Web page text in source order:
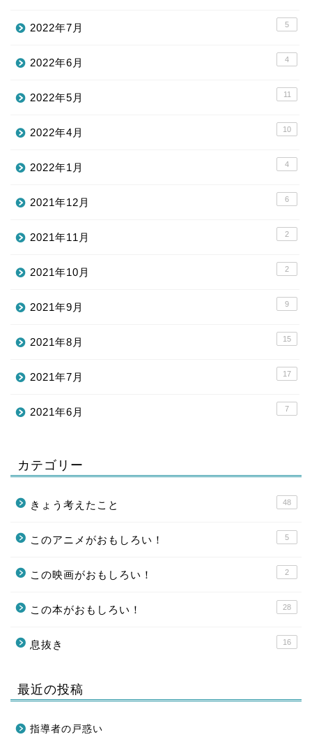
2022年7月 5
2022年6月 4
2022年5月 11
2022年4月 10
2022年1月 4
2021年12月 6
2021年11月 2
2021年10月 2
2021年9月 9
2021年8月 15
2021年7月 17
2021年6月 7
カテゴリー
きょう考えたこと 48
このアニメがおもしろい！ 5
この映画がおもしろい！ 2
この本がおもしろい！ 28
息抜き 16
最近の投稿
指導者の戸惑い